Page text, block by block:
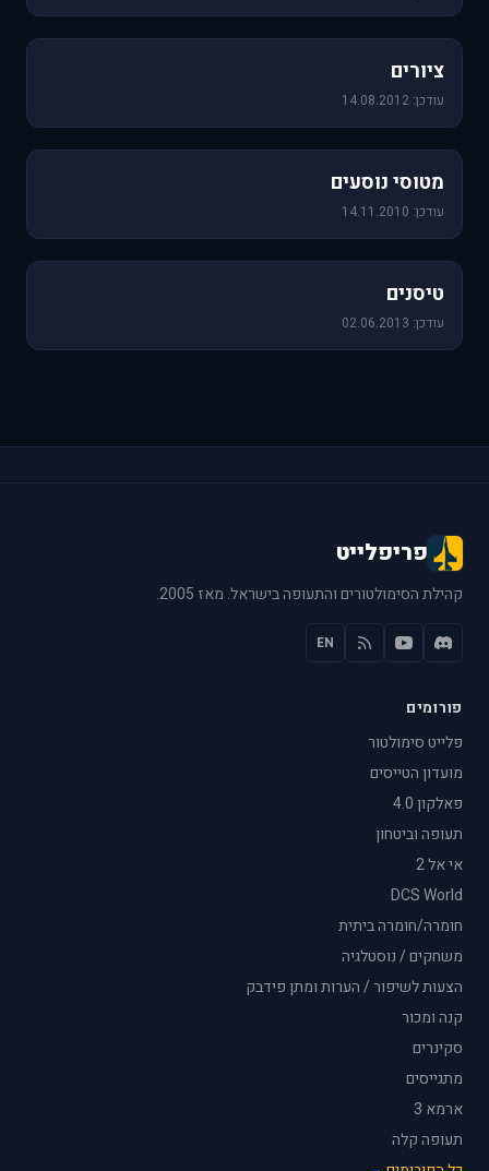
ציורים
עודכן: 14.08.2012
מטוסי נוסעים
עודכן: 14.11.2010
טיסנים
עודכן: 02.06.2013
פריפלייט
קהילת הסימולטורים והתעופה בישראל. מאז 2005.
EN
פורומים
פלייט סימולטור
מועדון הטייסים
פאלקון 4.0
תעופה וביטחון
אי אל 2
DCS World
חומרה/חומרה ביתית
משחקים / נוסטלגיה
הצעות לשיפור / הערות ומתן פידבק
קנה ומכור
סקינרים
מתגייסים
ארמא 3
תעופה קלה